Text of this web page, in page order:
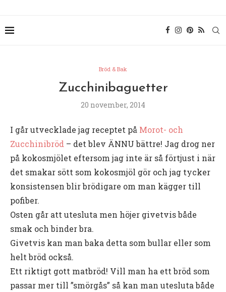
Bröd & Bak
Zucchinibaguetter
20 november, 2014
I går utvecklade jag receptet på Morot- och
Zucchinibröd – det blev ÄNNU bättre! Jag drog ner
på kokosmjölet eftersom jag inte är så förtjust i när
det smakar sött som kokosmjöl gör och jag tycker
konsistensen blir brödigare om man kägger till
pofiber.
Osten går att utesluta men höjer givetvis både
smak och binder bra.
Givetvis kan man baka detta som bullar eller som
helt bröd också.
Ett riktigt gott matbröd! Vill man ha ett bröd som
passar mer till ”smörgås” så kan man utesluta både